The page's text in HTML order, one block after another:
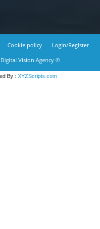
Cookie policy
Login/Register
Digital Vision Agency ©
By : XYZScripts.com